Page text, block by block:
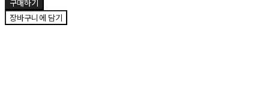
구매하기
장바구니에 담기